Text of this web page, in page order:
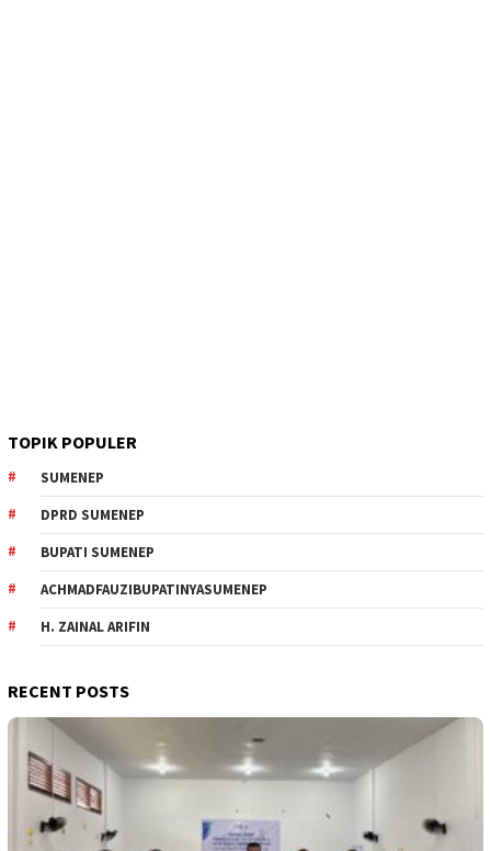
TOPIK POPULER
SUMENEP
DPRD SUMENEP
BUPATI SUMENEP
ACHMADFAUZIBUPATINYASUMENEP
H. ZAINAL ARIFIN
RECENT POSTS